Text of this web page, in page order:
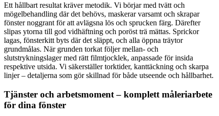
Ett hållbart resultat kräver metodik. Vi börjar med tvätt och
mögelbehandling där det behövs, maskerar varsamt och skrapar
fönster noggrant för att avlägsna lös och sprucken färg. Därefter
slipas ytorna till god vidhäftning och poröst trä mättas. Sprickor
lagas, fönsterkitt byts där det släppt, och alla öppna träytor
grundmålas. När grunden torkat följer mellan- och
slutstrykningslager med rätt filmtjocklek, anpassade för insida
respektive utsida. Vi säkerställer torktider, kanttäckning och skarpa
linjer – detaljerna som gör skillnad för både utseende och hållbarhet.
Tjänster och arbetsmoment – komplett måleriarbete
för dina fönster